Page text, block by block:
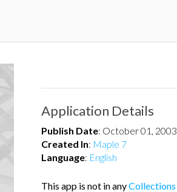
Application Details
Publish Date: October 01, 2003
Created In: Maple 7
Language: English
This app is not in anyCollections